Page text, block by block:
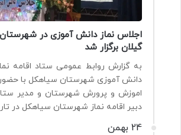
اجلاس نماز دانش آموزی در
گیلان برگزار شد
به گزارش روابط عمومی ستاد اقامه
دانش آموزی شهرستان سیاهکل با
اموزش و پرورش شهرستان و مدیر
دبیر اقامه نماز شهرستان سیاهکل در
24 بهمن